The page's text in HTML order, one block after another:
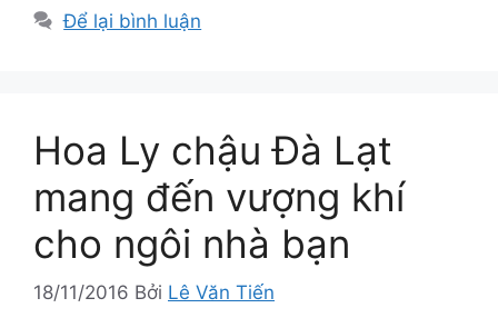
Để lại bình luận
Hoa Ly chậu Đà Lạt
mang đến vượng khí
cho ngôi nhà bạn
18/11/2016 Bởi Lê Văn Tiến